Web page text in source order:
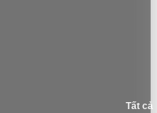
Tất cả